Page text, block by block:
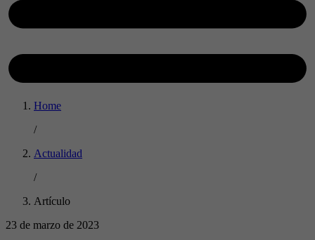
Home
/
Actualidad
/
Artículo
23 de marzo de 2023